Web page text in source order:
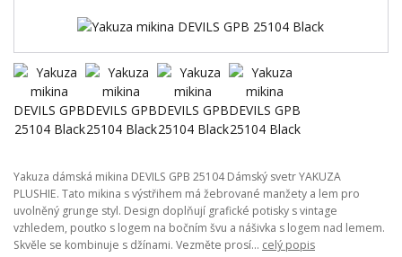
Yakuza dámská mikina DEVILS GPB 25104 Dámský svetr YAKUZA
PLUSHIE. Tato mikina s výstřihem má žebrované manžety a lem pro
uvolněný grunge styl. Design doplňují grafické potisky s vintage
vzhledem, poutko s logem na bočním švu a nášivka s logem nad lemem.
Skvěle se kombinuje s džínami. Vezměte prosí... celý popis